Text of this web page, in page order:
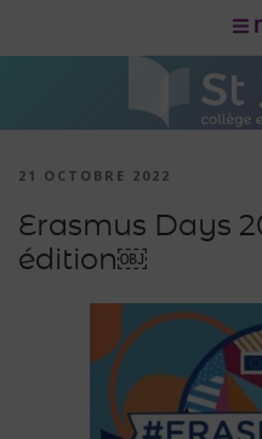
21 OCTOBRE 2022
Erasmus Days
édition￼